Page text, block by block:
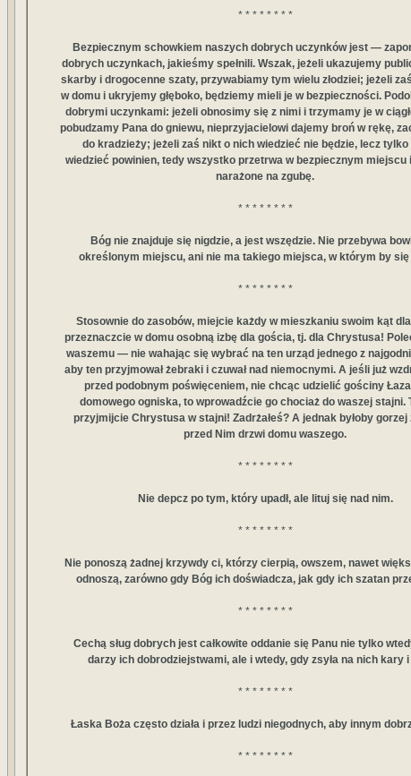
* * * * * * * *
Bezpiecznym schowkiem naszych dobrych uczynków jest —
dobrych uczynkach, jakieśmy spełnili. Wszak, jeżeli ukazujemy
skarby i drogocenne szaty, przywabiamy tym wielu złodziei; jeżeli
w domu i ukryjemy głęboko, będziemy mieli je w bezpieczności.
dobrymi uczynkami: jeżeli obnosimy się z nimi i trzymamy je w
pobudzamy Pana do gniewu, nieprzyjacielowi dajemy broń w rękę,
do kradzieży; jeżeli zaś nikt o nich wiedzieć nie będzie, lecz tylko
wiedzieć powinien, tedy wszystko przetrwa w bezpiecznym miejscu
narażone na zgubę.
* * * * * * * *
Bóg nie znajduje się nigdzie, a jest wszędzie. Nie przebywa
określonym miejscu, ani nie ma takiego miejsca, w którym by się
* * * * * * * *
Stosownie do zasobów, miejcie każdy w mieszkaniu swoim kąt
przeznaczcie w domu osobną izbę dla gościa, tj. dla Chrystusa!
waszemu — nie wahając się wybrać na ten urząd jednego z
aby ten przyjmował żebraki i czuwał nad niemocnymi. A jeśli już
przed podobnym poświęceniem, nie chcąc udzielić gościny
domowego ogniska, to wprowadźcie go chociaż do waszej stajni.
przyjmijcie Chrystusa w stajni! Zadrżałeś? A jednak byłoby
przed Nim drzwi domu waszego.
* * * * * * * *
Nie depcz po tym, który upadł, ale lituj się nad nim.
* * * * * * * *
Nie ponoszą żadnej krzywdy ci, którzy cierpią, owszem, nawet
odnoszą, zarówno gdy Bóg ich doświadcza, jak gdy ich szatan
* * * * * * * *
Cechą sług dobrych jest całkowite oddanie się Panu nie tylko
darzy ich dobrodziejstwami, ale i wtedy, gdy zsyła na nich kary i
* * * * * * * *
Łaska Boża często działa i przez ludzi niegodnych, aby innym
* * * * * * * *